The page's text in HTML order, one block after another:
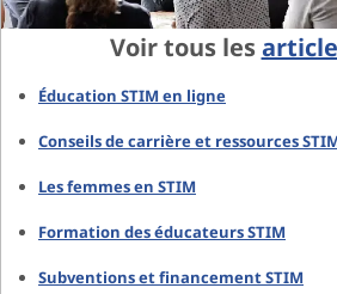
Voir tous les
Éducation STIM en ligne
Conseils de carrière et ressources
Les femmes en STIM
Formation des éducateurs STIM
Subventions et financement STIM